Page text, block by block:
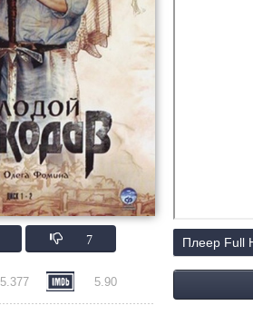
7
5.377 5.90
Плеер Full